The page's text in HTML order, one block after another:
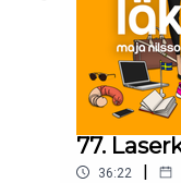
77.
36:22 |